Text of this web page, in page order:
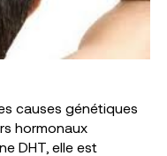
causes génétiques
hormonaux
DHT, elle est